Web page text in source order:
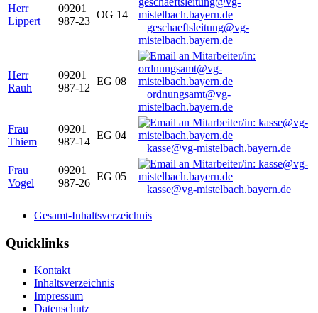
Herr
Lippert
09201
987-23
OG 14
geschaeftsleitung@vg-
mistelbach.bayern.de
Herr
Rauh
09201
987-12
EG 08
ordnungsamt@vg-
mistelbach.bayern.de
Frau
Thiem
09201
987-14
EG 04
kasse@vg-mistelbach.bayern.de
Frau
Vogel
09201
987-26
EG 05
kasse@vg-mistelbach.bayern.de
Gesamt-Inhaltsverzeichnis
Quicklinks
Kontakt
Inhaltsverzeichnis
Impressum
Datenschutz